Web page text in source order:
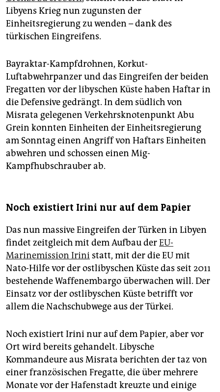
Libyens Krieg nun zugunsten der
Einheitsregierung zu wenden – dank des
türkischen Eingreifens.
Bayraktar-Kampfdrohnen, Korkut-
Luftabwehrpanzer und das Eingreifen der beiden
Fregatten vor der libyschen Küste haben Haftar in
die Defensive gedrängt. In dem südlich von
Misrata gelegenen Verkehrsknotenpunkt Abu
Grein konnten Einheiten der Einheitsregierung
am Sonntag einen Angriff von Haftars Einheiten
abwehren und schossen einen Mig-
Kampfhubschrauber ab.
Noch existiert Irini nur auf dem Papier
Das nun massive Eingreifen der Türken in Libyen
findet zeitgleich mit dem Aufbau derEU-
Marinemission Irini statt, mit der die EU mit
Nato-Hilfe vor der ostlibyschen Küste das seit 2011
bestehende Waffenembargo überwachen will. Der
Einsatz vor der ostlibyschen Küste betrifft vor
allem die Nachschubwege aus der Türkei.
Noch existiert Irini nur auf dem Papier, aber vor
Ort wird bereits gehandelt. Libysche
Kommandeure aus Misrata berichten der taz von
einer französischen Fregatte, die über mehrere
Monate vor der Hafenstadt kreuzte und einige